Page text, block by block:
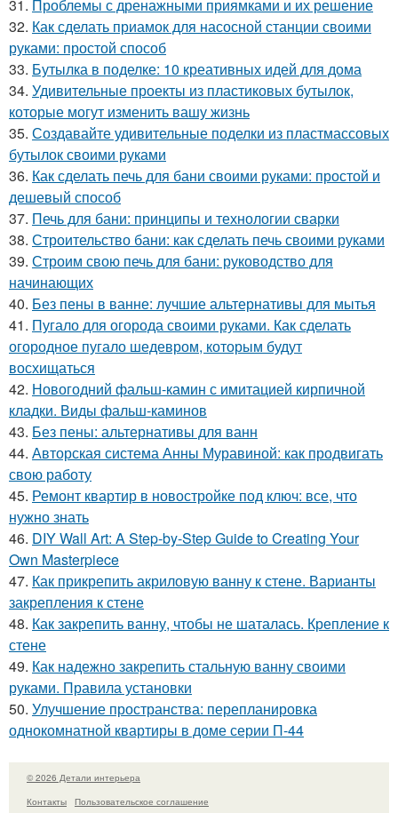
31. Проблемы с дренажными приямками и их решение
32. Как сделать приамок для насосной станции своими
руками: простой способ
33. Бутылка в поделке: 10 креативных идей для дома
34. Удивительные проекты из пластиковых бутылок,
которые могут изменить вашу жизнь
35. Создавайте удивительные поделки из пластмассовых
бутылок своими руками
36. Как сделать печь для бани своими руками: простой и
дешевый способ
37. Печь для бани: принципы и технологии сварки
38. Строительство бани: как сделать печь своими руками
39. Строим свою печь для бани: руководство для
начинающих
40. Без пены в ванне: лучшие альтернативы для мытья
41. Пугало для огорода своими руками. Как сделать
огородное пугало шедевром, которым будут
восхищаться
42. Новогодний фальш-камин с имитацией кирпичной
кладки. Виды фальш-каминов
43. Без пены: альтернативы для ванн
44. Авторская система Анны Муравиной: как продвигать
свою работу
45. Ремонт квартир в новостройке под ключ: все, что
нужно знать
46. DIY Wall Art: A Step-by-Step Guide to Creating Your
Own Masterpiece
47. Как прикрепить акриловую ванну к стене. Варианты
закрепления к стене
48. Как закрепить ванну, чтобы не шаталась. Крепление к
стене
49. Как надежно закрепить стальную ванну своими
руками. Правила установки
50. Улучшение пространства: перепланировка
однокомнатной квартиры в доме серии П-44
© 2026 Детали интерьера
Контакты
Пользовательское соглашение